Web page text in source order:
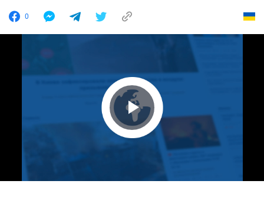
0
Play Video